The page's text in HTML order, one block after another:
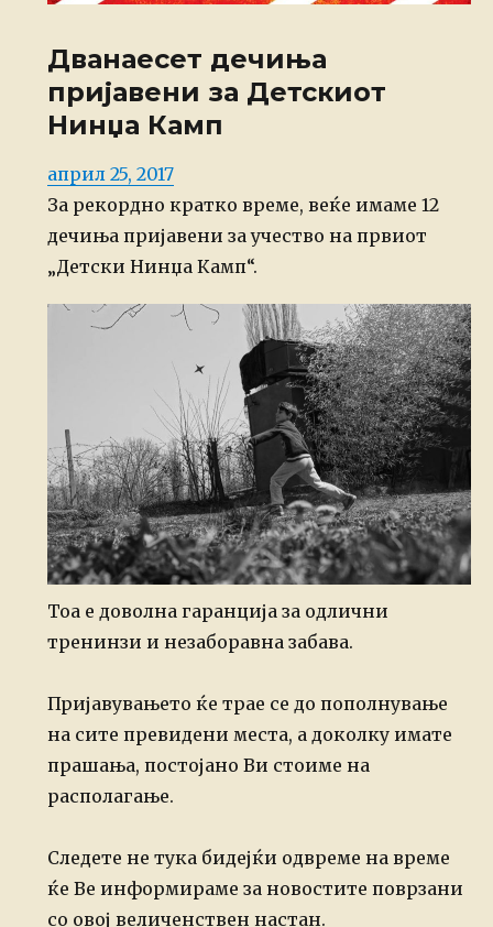
Дванаесет дечиња
пријавени за Детскиот
Нинџа Камп
Posted
on
април 25, 2017
За рекордно кратко време, веќе имаме 12
дечиња пријавени за учество на првиот
„Детски Нинџа Камп“.
Тоа е доволна гаранција за одлични
тренинзи и незаборавна забава.
Пријавувањето ќе трае се до пополнување
на сите превидени места, а доколку имате
прашања, постојано Ви стоиме на
располагање.
Следете не тука бидејќи одвреме на време
ќе Ве информираме за новостите поврзани
со овој величенствен настан.